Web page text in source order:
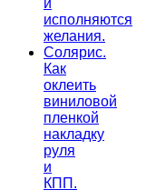
и
исполняются
желания.
Солярис.
Как
оклеить
виниловой
пленкой
накладку
руля
и
КПП.